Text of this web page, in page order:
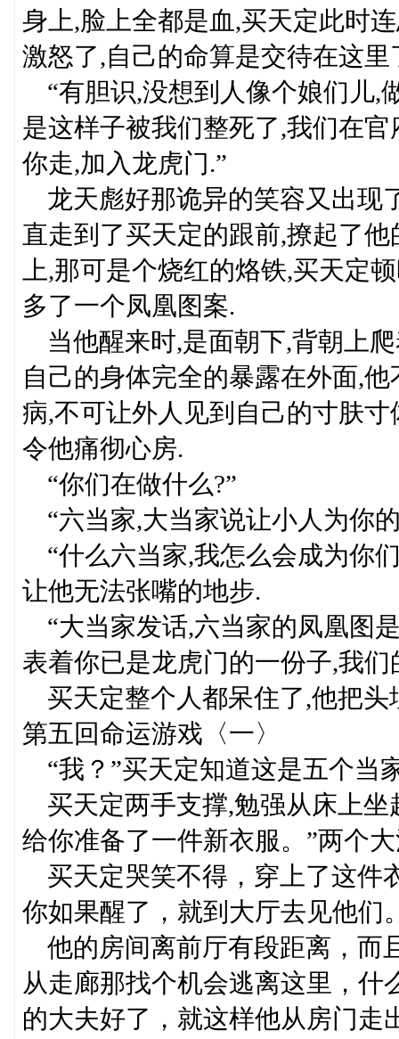
身上,脸上全都是血,买天定此时
激怒了,自己的命算是交待在这里
“有胆识,没想到人像个娘们儿,
是这样子被我们整死了,我们在
你走,加入龙虎门.”
龙天彪好那诡异的笑容又出现
直走到了买天定的跟前,撩起了
上,那可是个烧红的烙铁,买天定
多了一个凤凰图案.
当他醒来时,是面朝下,背朝上
自己的身体完全的暴露在外面,
病,不可让外人见到自己的寸肤
令他痛彻心房.
“你们在做什么?”
“六当家,大当家说让小人为你
“什么六当家,我怎么会成为你
让他无法张嘴的地步.
“大当家发话,六当家的凤凰图
表着你已是龙虎门的一份子,我
买天定整个人都呆住了,他把头
第五回命运游戏〈一〉
“我？”买天定知道这是五个当
买天定两手支撑,勉强从床上坐
给你准备了一件新衣服。”两个
买天定哭笑不得，穿上了这件
你如果醒了，就到大厅去见他们
他的房间离前厅有段距离，而
从走廊那找个机会逃离这里，什
的大夫好了，就这样他从房门走